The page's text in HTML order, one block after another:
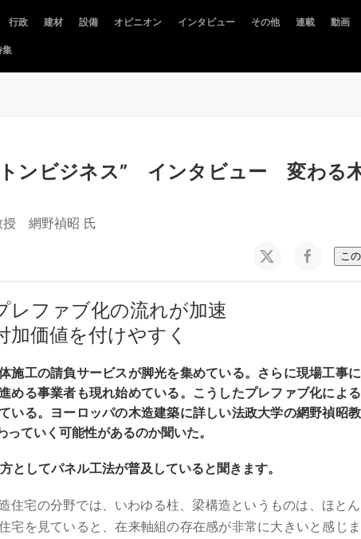
行政 建材 設備 オピニオン インタビュー その他 連載 動画
集
ンビジネス” インタビュー 変わる
授 網野禎昭 氏
こ
レファブ化の流れが加速
価値を付けやすく
施工の請負サービスが脚光を集めている。さらに現場工事
める事業者も現れ始めている。こうしたプレファブ化によ
いる。ヨーロッパの木造建築に詳しい法政大学の網野禎昭
ていく可能性があるのか聞いた。
してパネル工法が普及していると聞きます。
住宅の分野では、いわゆる柱、梁構造というものは、ほと
宅を見ていると、在来軸組の存在感が非常に大きいと感じ